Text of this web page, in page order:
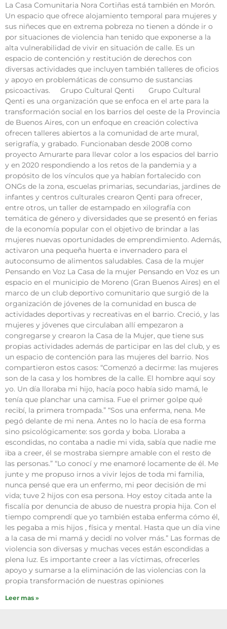
La Casa Comunitaria Nora Cortiñas está también en Morón.
Un espacio que ofrece alojamiento temporal para mujeres y
sus niñeces que en extrema pobreza no tienen a dónde ir o
por situaciones de violencia han tenido que exponerse a la
alta vulnerabilidad de vivir en situación de calle. Es un
espacio de contención y restitución de derechos con
diversas actividades que incluyen también talleres de oficios
y apoyo en problemáticas de consumo de sustancias
psicoactivas. Grupo Cultural Qenti Grupo Cultural
Qenti es una organización que se enfoca en el arte para la
transformación social en los barrios del oeste de la Provincia
de Buenos Aires, con un enfoque en creación colectiva
ofrecen talleres abiertos a la comunidad de arte mural,
serigrafía, y grabado. Funcionaban desde 2008 como
proyecto Amurarte para llevar color a los espacios del barrio
y en 2020 respondiendo a los retos de la pandemia y a
propósito de los vínculos que ya habían fortalecido con
ONGs de la zona, escuelas primarias, secundarias, jardines de
infantes y centros culturales crearon Qenti para ofrecer,
entre otros, un taller de estampado en xilografía con
temática de género y diversidades que se presentó en ferias
de la economía popular con el objetivo de brindar a las
mujeres nuevas oportunidades de emprendimiento. Además,
activaron una pequeña huerta e invernadero para el
autoconsumo de alimentos saludables. Casa de la mujer
Pensando en Voz La Casa de la mujer Pensando en Voz es un
espacio en el municipio de Moreno (Gran Buenos Aires) en el
marco de un club deportivo comunitario que surgió de la
organización de jóvenes de la comunidad en busca de
actividades deportivas y recreativas en el barrio. Creció, y las
mujeres y jóvenes que circulaban allí empezaron a
congregarse y crearon la Casa de la Mujer, que tiene sus
propias actividades además de participar en las del club, y es
un espacio de contención para las mujeres del barrio. Nos
compartieron estos casos: “Comenzó a decirme: las mujeres
son de la casa y los hombres de la calle. El hombre aquí soy
yo. Un día lloraba mi hijo, hacía poco había sido mamá, le
tenía que planchar una camisa. Fue el primer golpe qué
recibí, la primera trompada.” “Sos una enferma, nena. Me
pegó delante de mi nena. Antes no lo hacía de esa forma
sino psicológicamente: sos gorda y boba. Lloraba a
escondidas, no contaba a nadie mi vida, sabía que nadie me
iba a creer, él se mostraba siempre amable con el resto de
las personas.” “Lo conocí y me enamoré locamente de él. Me
junte y me propuso irnos a vivir lejos de toda mi familia,
nunca pensé que era un enfermo, mi peor decisión de mi
vida; tuve 2 hijos con esa persona. Hoy estoy citada ante la
fiscalía por denuncia de abuso de nuestra propia hija. Con el
tiempo comprendí que yo también estaba enferma cómo él,
les pegaba a mis hijos , física y mental. Hasta que un día vine
a la casa de mi mamá y decidí no volver más.” Las formas de
violencia son diversas y muchas veces están escondidas a
plena luz. Es importante creer a las víctimas, ofrecerles
apoyo y sumarse a la eliminación de las violencias con la
propia transformación de nuestras opiniones
Leer mas »